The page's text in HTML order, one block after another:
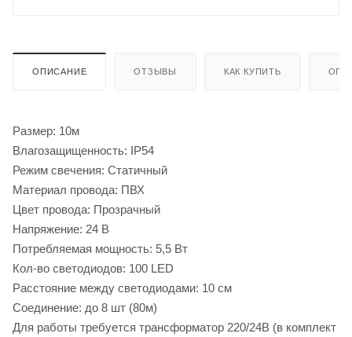
ОПИСАНИЕ ОТЗЫВЫ КАК КУПИТЬ
Размер: 10м
Влагозащищенность: IP54
Режим свечения: Статичный
Материал провода: ПВХ
Цвет провода: Прозрачный
Напряжение: 24 В
Потребляемая мощность: 5,5 Вт
Кол-во светодиодов: 100 LED
Расстояние между светодиодами: 10 см
Соединение: до 8 шт (80м)
Для работы требуется трансформатор 220/24В (в комплект